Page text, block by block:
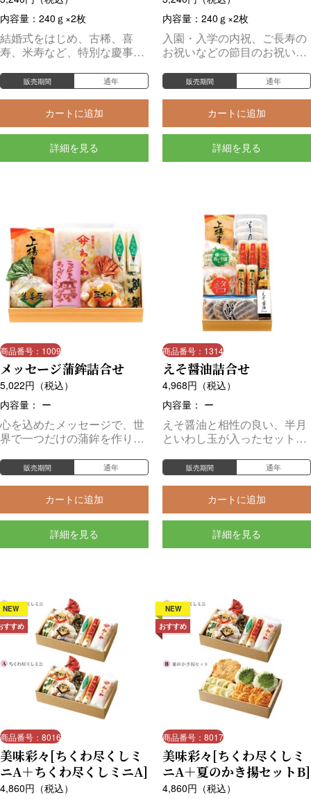
内容量：240ｇ×2枚
結婚式をはじめ、古稀、喜
寿、米寿など、特別な慶事の
す。
販売期間 通年
カートに追加
詳細を見る
内容量：240ｇ×2枚
入園・入学の内祝、ご長寿の
お祝いなどの節目のお祝いの
用いただけます。
販売期間 通年
カートに追加
詳細を見る
商品番号：1009
メッセージ蒲鉾詰合せ
5,022円（税込）
内容量： ー
心を込めたメッセージで、世
界で一つだけの蒲鉾を作りま
販売期間 通年
カートに追加
詳細を見る
商品番号：1314
えそ醤油詰合せ
4,968円（税込）
内容量： ー
えそ醤油と相性の良い、半月
といわし玉が入ったセットで
販売期間 通年
カートに追加
詳細を見る
NEW
すすめ
商品番号：8016
美味彩々[ちくわ尽くしミ
ニA＋ちくわ尽くしミニA]
4,860円（税込）
NEW
おすすめ
商品番号：8017
美味彩々[ちくわ尽くしミ
ニA＋夏のかき揚セットB]
4,860円（税込）